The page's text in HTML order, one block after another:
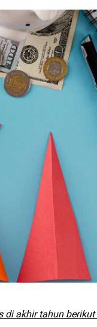
di akhir tahun berikut